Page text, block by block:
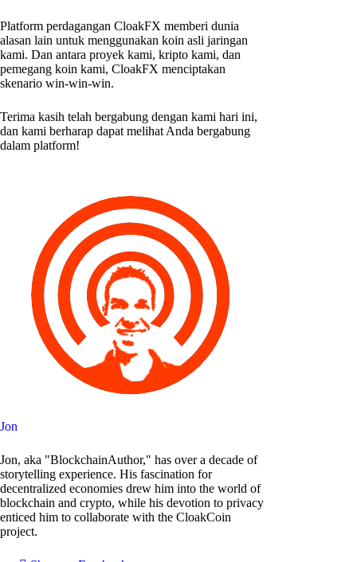
Platform perdagangan CloakFX memberi dunia
alasan lain untuk menggunakan koin asli jaringan
kami. Dan antara proyek kami, kripto kami, dan
pemegang koin kami, CloakFX menciptakan
skenario win-win-win.
Terima kasih telah bergabung dengan kami hari ini,
dan kami berharap dapat melihat Anda bergabung
dalam platform!
Jon
Jon, aka "BlockchainAuthor," has over a decade of
storytelling experience. His fascination for
decentralized economies drew him into the world of
blockchain and crypto, while his devotion to privacy
enticed him to collaborate with the CloakCoin
project.